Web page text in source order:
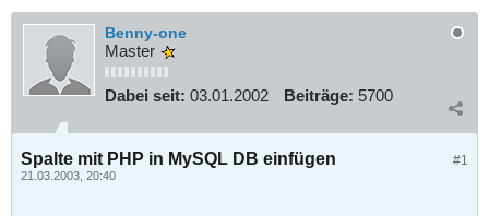
Benny-one
Master
Dabei seit: 03.01.2002 Beiträge: 5700
#1
Spalte mit PHP in MySQL DB einfügen
21.03.2003, 20:40